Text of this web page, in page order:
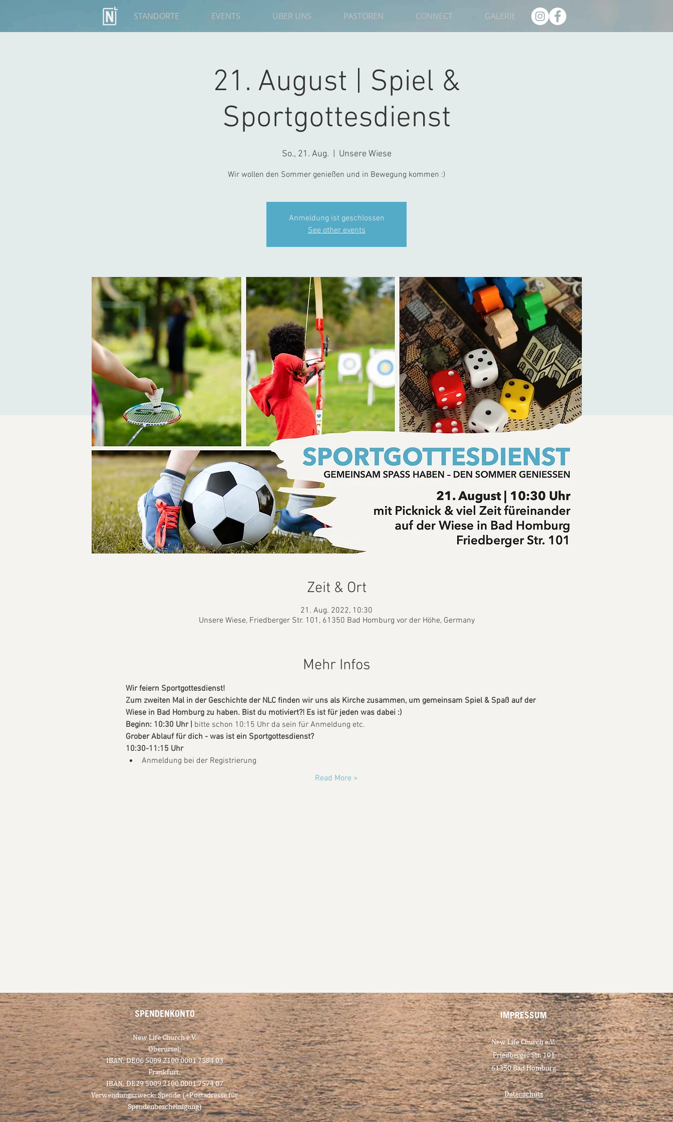
STANDORTE EVENTS ÜBER UNS PASTOREN CONNECT GALERIE
21. August | Spiel &
Sportgottesdienst
So., 21. Aug. Unsere Wiese
Wir wollen den Sommer genießen und in Bewegung kommen :)
Anmeldung ist geschlossen
See other events
Zeit & Ort
21. Aug. 2022, 10:30
Unsere Wiese, Friedberger Str. 101, 61350 Bad Homburg vor der Höhe, Germany
Mehr Infos
Wir feiern Sportgottesdienst!
Zum zweiten Mal in der Geschichte der NLC finden wir uns als Kirche zusammen, um gemeinsam Spiel & Spaß auf der
Wiese in Bad Homburg zu haben. Bist du motiviert?! Es ist für jeden was dabei :)
Beginn: 10:30 Uhr | bitte schon 10:15 Uhr da sein für Anmeldung etc.
Grober Ablauf für dich - was ist ein Sportgottesdienst?
10:30-11:15 Uhr
Anmeldung bei der Registrierung
Read More >
SPENDENKONTO
New Life Church e.V.
Oberursel:
IBAN: DE06 5009 2100 0001 7584 03
Frankfurt:
IBAN: DE29 5009 2100 0001 7574 07
Verwendungszweck: Spende (+Postadresse für
Spendenbescheinigung)
IMPRESSUM
New Life Church e.V.
Friedberger Str. 101
61350 Bad Homburg
Datenschutz